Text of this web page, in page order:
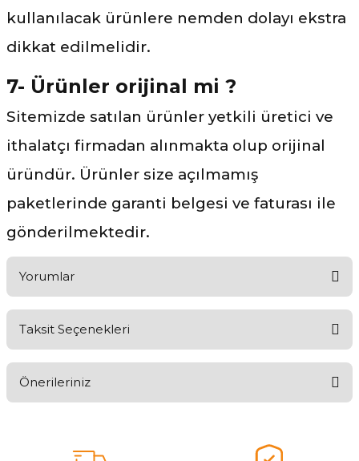
kullanılacak ürünlere nemden dolayı ekstra
dikkat edilmelidir.
7- Ürünler orijinal mi ?
Sitemizde satılan ürünler yetkili üretici ve
ithalatçı firmadan alınmakta olup orijinal
üründür. Ürünler size açılmamış
paketlerinde garanti belgesi ve faturası ile
gönderilmektedir.
Yorumlar
Ürünü Değerlendir
Taksit Seçenekleri
Önerileriniz
tarafımıza iletebilirsiniz.